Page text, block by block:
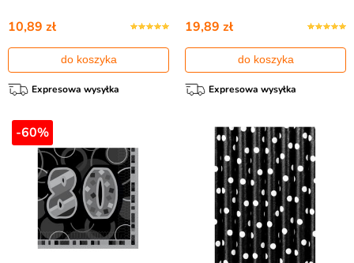
10,89 zł
do koszyka
Expresowa wysyłka
19,89 zł
do koszyka
Expresowa wysyłka
-60%